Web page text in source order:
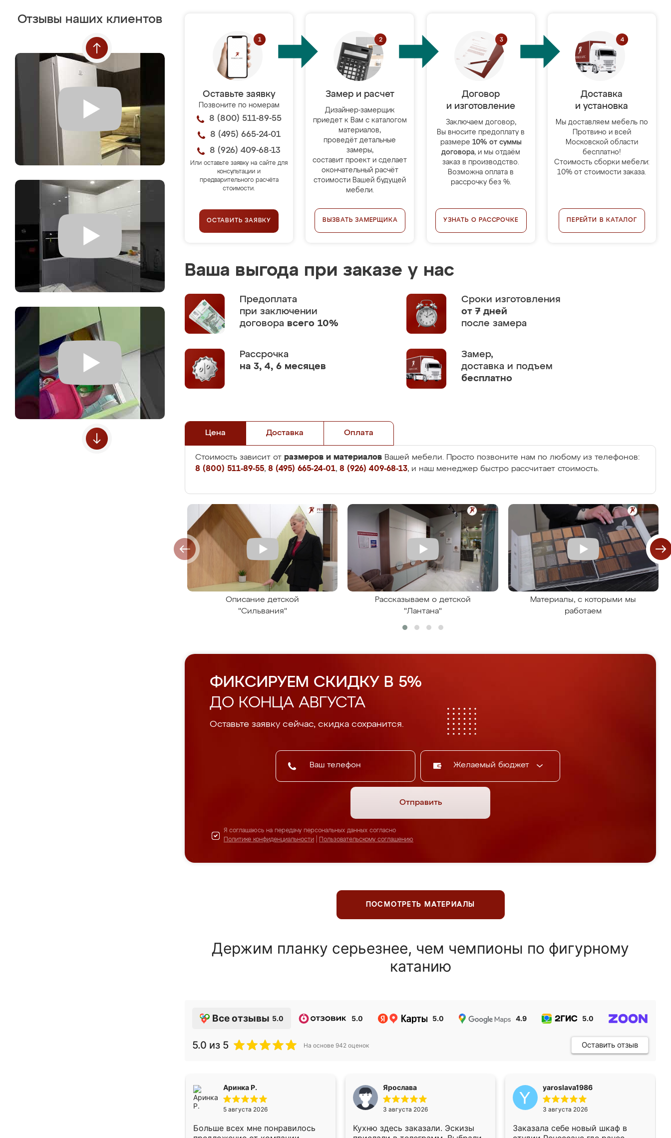
Отзывы наших клиентов
Оставьте заявку
Позвоните по номерам
8 (800) 511-89-55
8 (495) 665-24-01
8 (926) 409-68-13
Или оставьте заявку на сайте для
консультации и
предварительного расчёта
стоимости.
ОСТАВИТЬ ЗАЯВКУ
Замер и расчет
Дизайнер-замерщик
приедет к Вам с каталогом
материалов,
проведёт детальные
замеры,
составит проект и сделает
окончательный расчёт
стоимости Вашей будущей
мебели.
ВЫЗВАТЬ ЗАМЕРЩИКА
Договор
и изготовление
Заключаем договор,
Вы вносите предоплату в
размере 10% от суммы
договора, и мы отдаём
заказ в производство.
Возможна оплата в
рассрочку без %.
УЗНАТЬ О РАССРОЧКЕ
Доставка
и установка
Мы доставляем мебель по
Протвино и всей
Московской области
бесплатно!
Стоимость сборки мебели:
10% от стоимости заказа.
ПЕРЕЙТИ В КАТАЛОГ
Ваша выгода при заказе у нас
Предоплата
при заключении
договора всего 10%
Сроки изготовления
от 7 дней
после замера
Рассрочка
на 3, 4, 6 месяцев
Замер,
доставка и подъем
бесплатно
Цена Доставка Оплата
Стоимость зависит от размеров и материалов Вашей мебели. Просто позвоните нам по любому из телефонов:
8 (800) 511-89-55, 8 (495) 665-24-01, 8 (926) 409-68-13, и наш менеджер быстро рассчитает стоимость.
Описание детской
"Сильвания"
Рассказываем о детской
"Лантана"
Материалы, с которыми мы
работаем
ФИКСИРУЕМ СКИДКУ В 5%
ДО КОНЦА АВГУСТА
Оставьте заявку сейчас, скидка сохранится.
Желаемый бюджет
Отправить
Я соглашаюсь на передачу персональных данных согласно
Политике конфиденциальности
Пользовательскому соглашению
ПОСМОТРЕТЬ МАТЕРИАЛЫ
Держим планку серьезнее, чем чемпионы по фигурному
катанию
Все отзывы 5.0 5.0 5.0 4.9 5.0
5.0 из 5 На основе 942 оценок Оставить отзыв
Аринка Р.
5 августа 2026
Больше всех мне понравилось
Ярослава
3 августа 2026
Кухню здесь заказали. Эскизы
yaroslava1986
3 августа 2026
Заказала себе новый шкаф в